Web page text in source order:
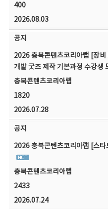
400
2026.08.03
공지
2026 충북콘텐츠코리아랩 [장
개발 굿즈 제작 기본과정 수강생
충북콘텐츠코리아랩
1820
2026.07.28
공지
2026 충북콘텐츠코리아랩 [스
충북콘텐츠코리아랩
2433
2026.07.24